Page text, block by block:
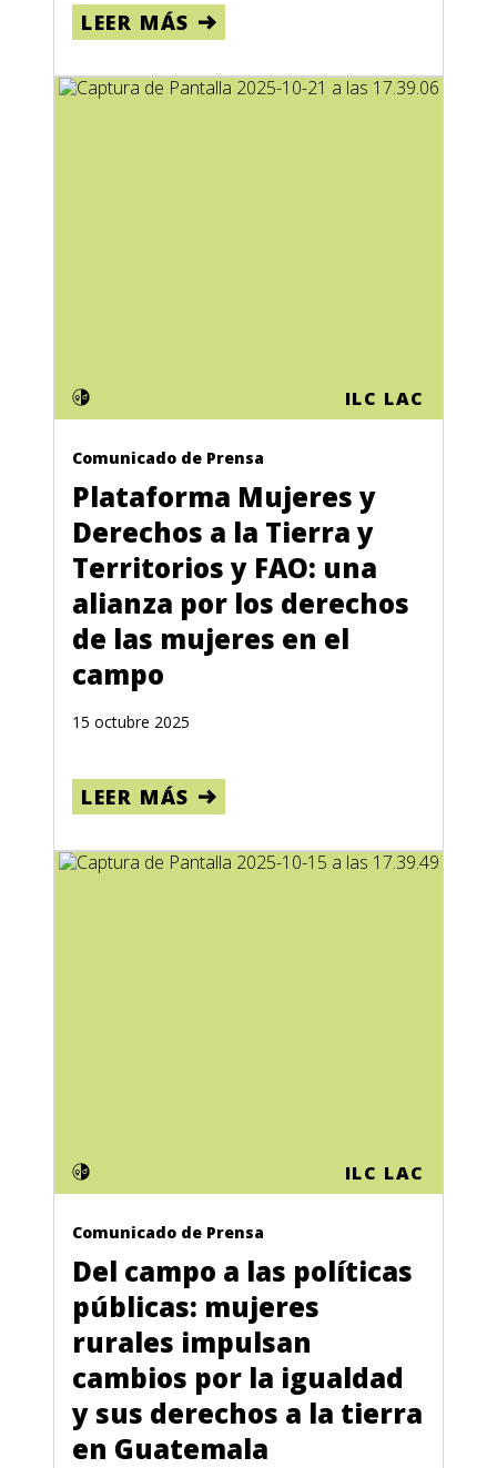
LEER MÁS
ILC LAC
Comunicado de Prensa
Plataforma Mujeres y
Derechos a la Tierra y
Territorios y FAO: una
alianza por los derechos
de las mujeres en el
campo
15 octubre 2025
LEER MÁS
ILC LAC
Comunicado de Prensa
Del campo a las políticas
públicas: mujeres
rurales impulsan
cambios por la igualdad
y sus derechos a la tierra
en Guatemala